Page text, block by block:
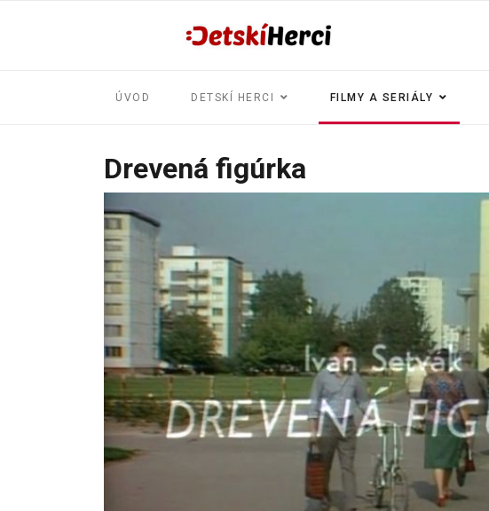
ÚVOD DETSKÍ HERCI FILMY A SERIÁLY
Drevená figúrka